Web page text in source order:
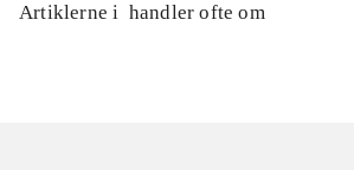
Artiklerne i handler ofte om